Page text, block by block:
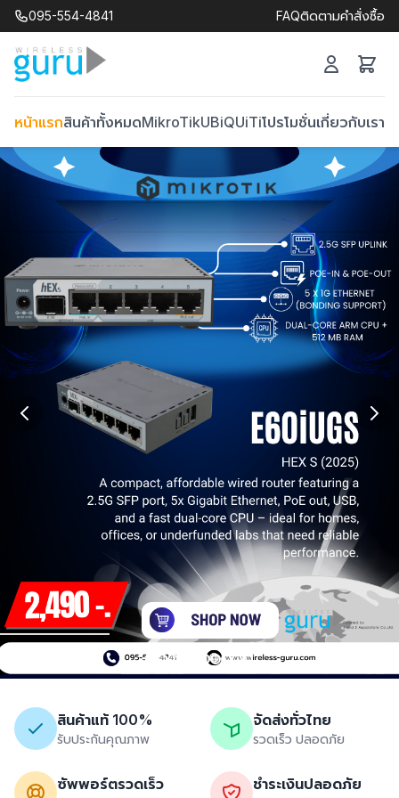
095-554-4841 FAQติดตามคำสั่งซื้อ
หน้าแรกสินค้าทั้งหมดMikroTikUBiQUiTiโปรโมชั่นเกี่ยวกับเรา
สินค้าแท้ 100%
รับประกันคุณภาพ
จัดส่งทั่วไทย
รวดเร็ว ปลอดภัย
ซัพพอร์ตรวดเร็ว ชำระเงินปลอดภัย